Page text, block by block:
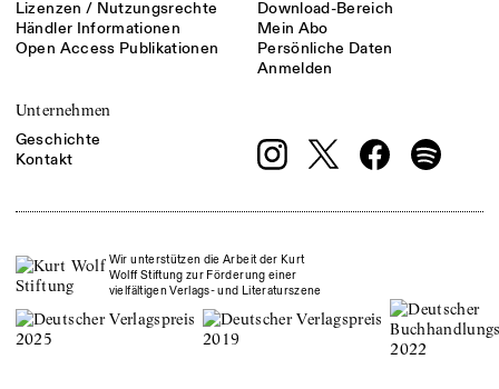
Lizenzen / Nutzungsrechte
Händler Informationen
Open Access Publikationen
Download-Bereich
Mein Abo
Persönliche Daten
Anmelden
Unternehmen
Geschichte
Kontakt
Wir unterstützen die Arbeit der Kurt
Wolff Stiftung zur Förderung einer
vielfältigen Verlags- und Literaturszene